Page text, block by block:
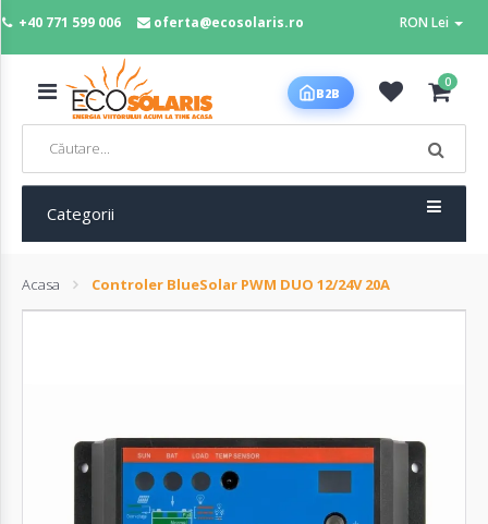
+40 771 599 006 oferta@ecosolaris.ro RON Lei
MENIU
Panouri
fotovoltaice
Sisteme
fotovoltaice
B2B
0
Categorii
Acasa Controler BlueSolar PWM DUO 12/24V 20A